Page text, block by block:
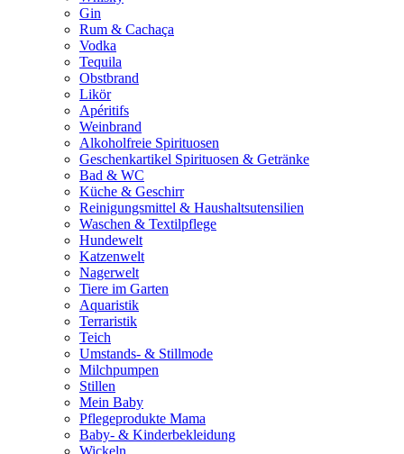
Gin
Rum & Cachaça
Vodka
Tequila
Obstbrand
Likör
Apéritifs
Weinbrand
Alkoholfreie Spirituosen
Geschenkartikel Spirituosen & Getränke
Bad & WC
Küche & Geschirr
Reinigungsmittel & Haushaltsutensilien
Waschen & Textilpflege
Hundewelt
Katzenwelt
Nagerwelt
Tiere im Garten
Aquaristik
Terraristik
Teich
Umstands- & Stillmode
Milchpumpen
Stillen
Mein Baby
Pflegeprodukte Mama
Baby- & Kinderbekleidung
Wickeln